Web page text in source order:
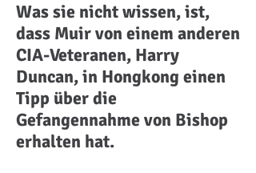
Was sie nicht wissen, ist,
dass Muir von einem anderen
CIA-Veteranen, Harry
Duncan, in Hongkong einen
Tipp über die
Gefangennahme von Bishop
erhalten hat.